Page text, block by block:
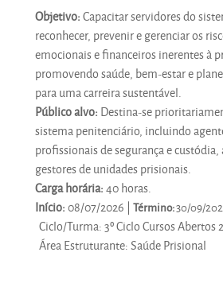
Objetivo:Capacitar servidores do
reconhecer, prevenir e gerenciar os
emocionais e financeiros inerentes à
promovendo saúde, bem-estar e
para uma carreira sustentável.
Público alvo: Destina-se
sistema penitenciário, incluindo
profissionais de segurança e
gestores de unidades prisionais.
Carga horária:40 horas.
Início:08/07/2026 | Término:30/09/
Ciclo/Turma:3º Ciclo Cursos Abertos
Área Estruturante:Saúde Prisional